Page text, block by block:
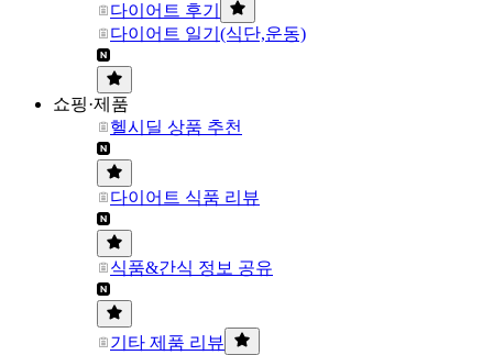
다이어트 후기
다이어트 일기(식단,운동)
쇼핑·제품
헬시딜 상품 추천
다이어트 식품 리뷰
식품&간식 정보 공유
기타 제품 리뷰